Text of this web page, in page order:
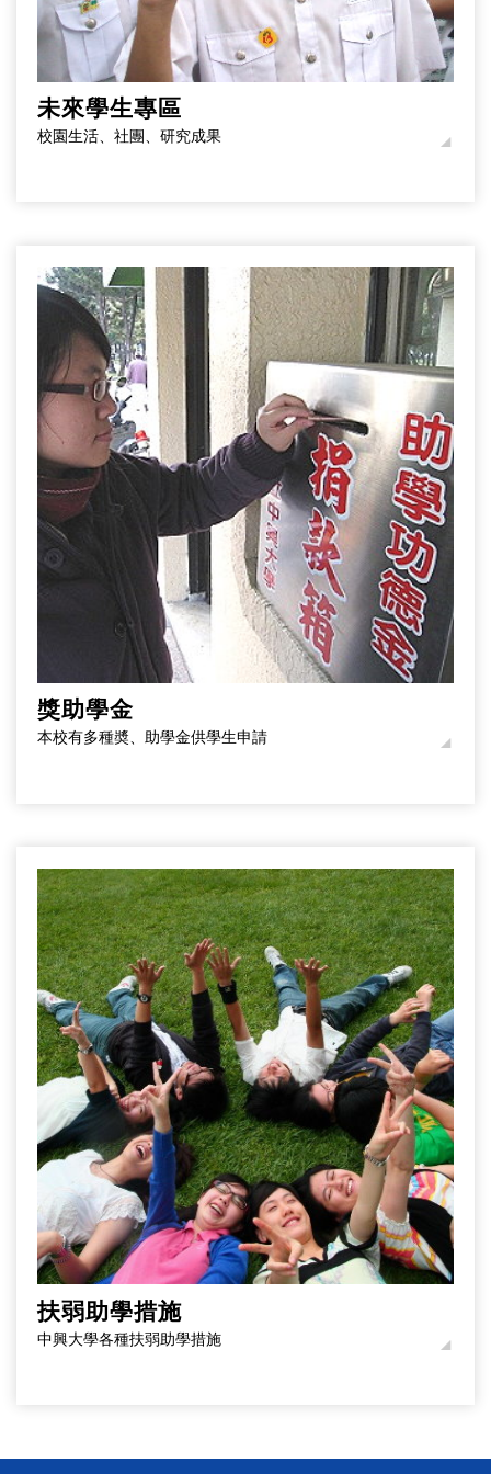
未來學生專區
校園生活、社團、研究成果
獎助學金
本校有多種奬、助學金供學生申請
扶弱助學措施
中興大學各種扶弱助學措施